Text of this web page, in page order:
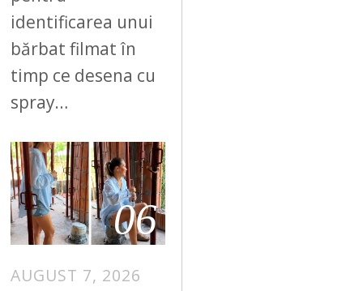
identificarea unui
bărbat filmat în
timp ce desena cu
spray…
06
AUGUST 7, 2026